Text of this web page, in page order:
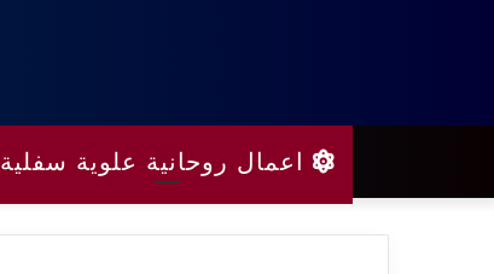
اعمال روحانية علوية سفلية